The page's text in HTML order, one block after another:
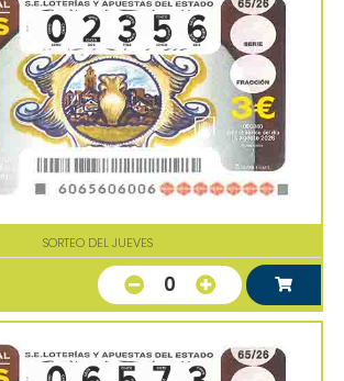
SORTEO DEL JUEVES
0